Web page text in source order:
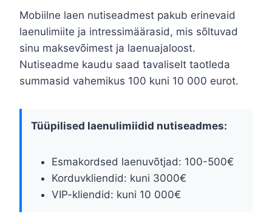
Mobiilne laen nutiseadmest pakub erinevaid
laenulimiite ja intressimäärasid, mis sõltuvad
sinu maksevõimest ja laenuajaloost.
Nutiseadme kaudu saad tavaliselt taotleda
summasid vahemikus 100 kuni 10 000 eurot.
Tüüpilised laenulimiidid nutiseadmes:
Esmakordsed laenuvõtjad: 100-500€
Korduvkliendid: kuni 3000€
VIP-kliendid: kuni 10 000€